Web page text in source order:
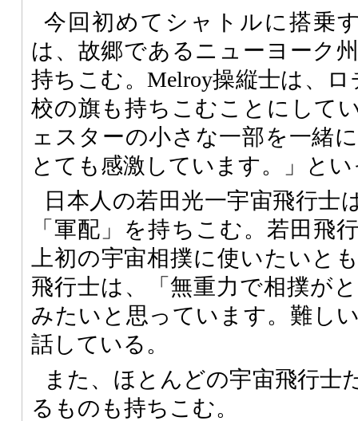
今回初めてシャトルに搭乗
は、故郷であるニューヨーク
持ちこむ。Melroy操縦士は、
校の旗も持ちこむことにして
ェスターの小さな一部を一緒
とても感激しています。」と
日本人の若田光一宇宙飛行士
「軍配」を持ちこむ。若田飛
上初の宇宙相撲に使いたいと
飛行士は、「無重力で相撲が
みたいと思っています。難し
話している。
また、ほとんどの宇宙飛行士
るものも持ちこむ。